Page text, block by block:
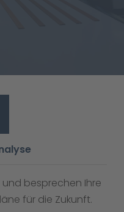
und besprechen Ihre
für die Zukunft.